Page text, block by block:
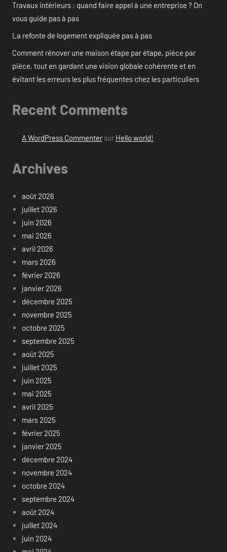
Travaux intérieurs : quand faire appel à une entreprise ? On
vous guide pas à pas
La refonte de logement expliquée pas à pas
Comment rénover une maison étape par étape, pièce par
pièce, tout en gardant une vision globale cohérente et en
évitant les erreurs les plus fréquentes chez les particuliers
Recent Comments
A WordPress Commentersur Hello world!
Archives
août 2026
juillet 2026
juin 2026
mai 2026
avril 2026
mars 2026
février 2026
janvier 2026
décembre 2025
novembre 2025
octobre 2025
septembre 2025
août 2025
juillet 2025
juin 2025
mai 2025
avril 2025
mars 2025
février 2025
janvier 2025
décembre 2024
novembre 2024
octobre 2024
septembre 2024
août 2024
juillet 2024
juin 2024